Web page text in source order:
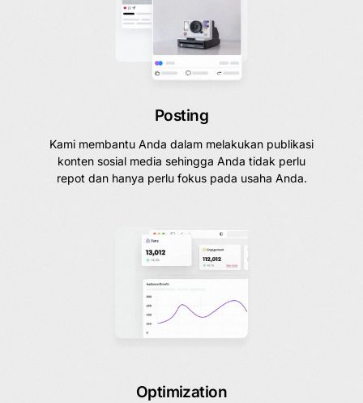
Posting
Kami membantu Anda dalam melakukan publikasi
konten sosial media sehingga Anda tidak perlu
repot dan hanya perlu fokus pada usaha Anda.
Optimization